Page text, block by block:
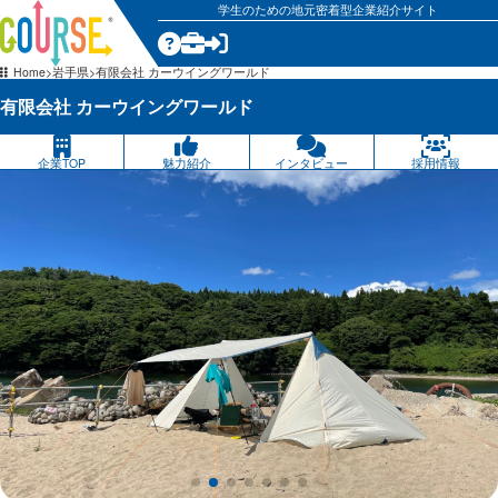
学生のための地元密着型企業紹介サイト
Home 岩手県 有限会社 カーウイングワールド
有限会社 カーウイングワールド
企業TOP 魅力紹介 インタビュー 採用情報